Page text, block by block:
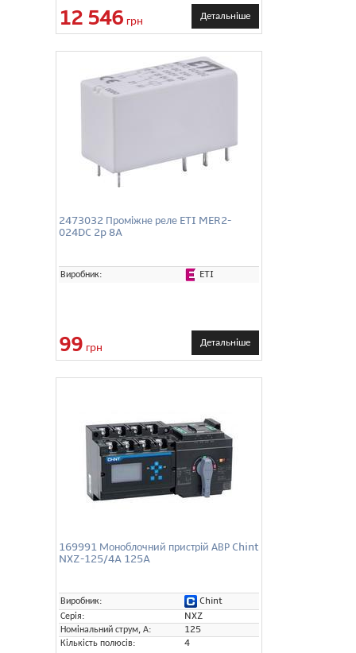
12 546 грн Детальніше
2473032 Проміжне реле ETI MER2-
024DC 2p 8A
Виробник: ETI
99 грн Детальніше
169991 Моноблочний пристрій АВР Chint
NXZ-125/4A 125A
Виробник:
Chint
Серія:
NXZ
Номінальний струм, А:
125
Кількість полюсів:
4